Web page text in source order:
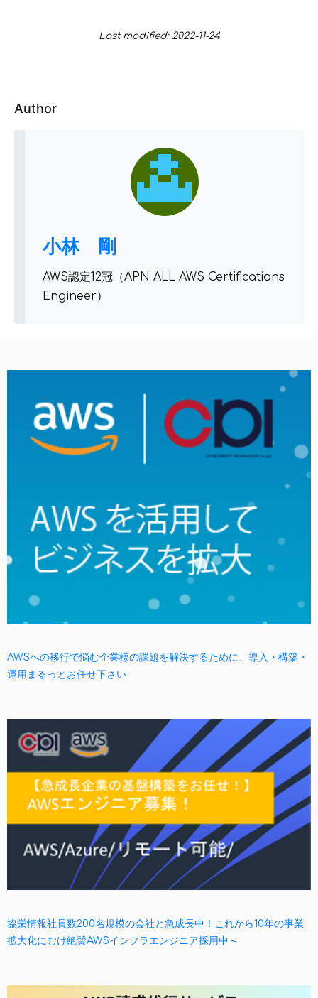
AWSへの移行で悩む企業様の課題を解決するために、導入・構築・
運用まるっとお任せ下さい
協栄情報社員数200名規模の会社と急成長中！これから10年の事業
拡大化にむけ絶賛AWSインフラエンジニア採用中～
Last modified: 2022-11-24
Author
小林 剛
AWS認定12冠（APN ALL AWS Certifications
Engineer）